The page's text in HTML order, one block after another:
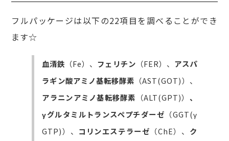
フルパッケージは以下の22項目を調べることができ
ます☆
血清鉄 （Fe） 、 フェリチン （FER）、 アスパ
ラギン酸アミノ基転移酵素 （AST(GOT)）、
アラニンアミノ基転移酵素 （ALT(GPT)） 、
γグルタミルトランスペプチダーゼ （GGT(γ
GTP)）、 コリンエステラーゼ （ChE）、 ク